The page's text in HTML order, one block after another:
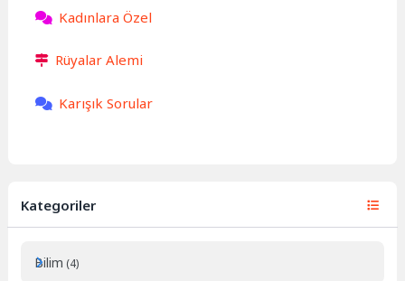
Kadınlara Özel
Rüyalar Alemi
Karışık Sorular
Kategoriler
Bilim (4)